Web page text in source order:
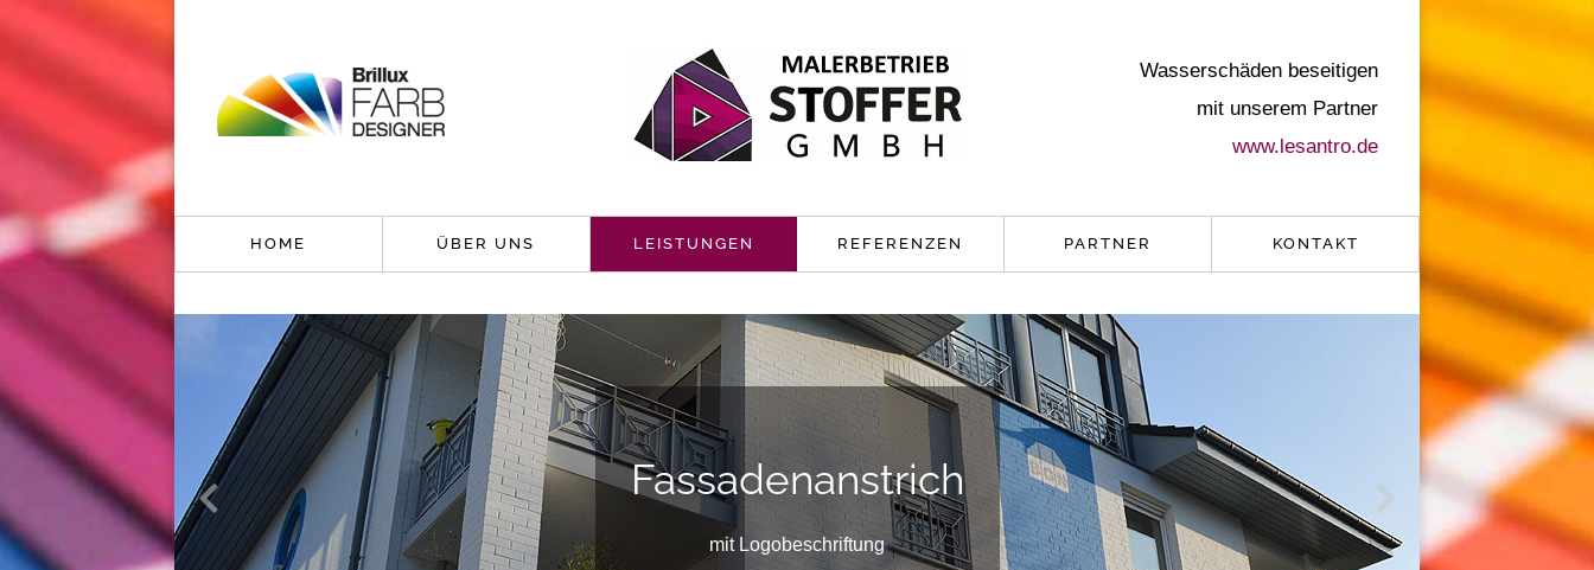
Wasserschäden beseitigen
mit unserem Partner
www.lesantro.de
HOME ÜBER UNS LEISTUNGEN REFERENZEN PARTNER KONTAKT
Fassadenanstrich
mit Logobeschriftung
Effektbeschichtungen
mit Struktur und Metallic-Effekten